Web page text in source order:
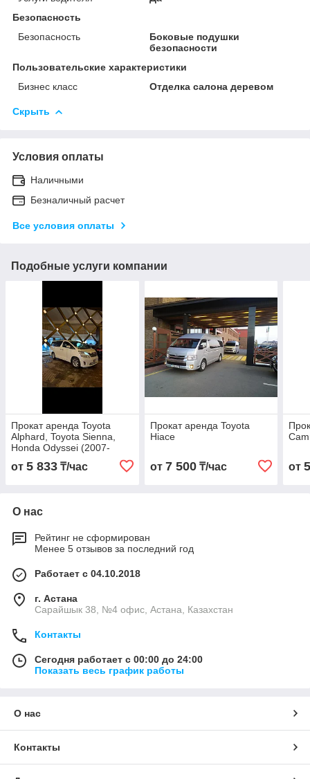
Безопасность
Безопасность
Боковые подушки
безопасности
Пользовательские характеристики
Бизнес класс
Отделка салона деревом
Скрыть
Условия оплаты
Наличными
Безналичный расчет
Все условия оплаты
Подобные услуги компании
Прокат аренда Toyota
Alphard, Toyota Sienna,
Honda Odyssei (2007-
от 5 833 ₸/час
Прокат аренда Toyota
Hiace
от 7 500₸/час от
О нас
Рейтинг не сформирован
Менее 5 отзывов за последний год
Работает с 04.10.2018
г. Астана
Сарайшык 38, №4 офис, Астана, Казахстан
Контакты
Сегодня работает с 00:00 до 24:00
Показать весь график работы
О нас
Контакты